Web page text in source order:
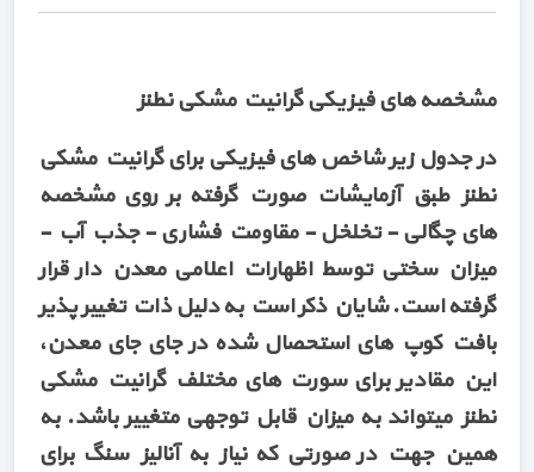
مشخصه های فیزیکی گرانیت مشکی نطنز
در جدول زیر شاخص های فیزیکی برای گرانیت مشکی
نطنز طبق آزمایشات صورت گرفته بر روی مشخصه
های چگالی - تخلخل - مقاومت فشاری - جذب آب -
میزان سختی توسط اظهارات اعلامی معدن دار قرار
گرفته است. شایان ذکر است به دلیل ذات تغییر پذیر
بافت کوپ های استحصال شده در جای جای معدن،
این مقادیر برای سورت های مختلف گرانیت مشکی
نطنز میتواند به میزان قابل توجهی متغییر باشد. به
همین جهت در صورتی که نیاز به آنالیز سنگ برای